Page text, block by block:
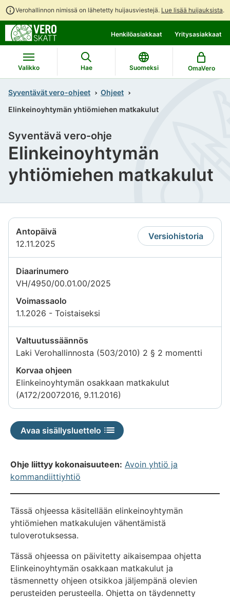
Verohallinnon nimissä on lähetetty huijausviestejä. Lue lisää huijauksista.
suoraan
sisältöön
koko
sivuston
hakuun
Henkilöasiakkaat Yritysasiakkaat
Valikko Hae Suomeksi OmaVero
Syventävät vero-ohjeet
Ohjeet
Elinkeinoyhtymän yhtiömiehen matkakulut
Elinkeinoyhtymän
yhtiömiehen matkakulut
Syventävä vero-ohje
Antopäivä
12.11.2025
Versiohistoria
Diaarinumero
VH/4950/00.01.00/2025
Voimassaolo
1.1.2026 - Toistaiseksi
Valtuutussäännös
Laki Verohallinnosta (503/2010) 2 § 2 momentti
Korvaa ohjeen
Elinkeinoyhtymän osakkaan matkakulut
(A172/20072016, 9.11.2016)
Avaa sisällysluettelo
Ohje liittyy kokonaisuuteen: Avoin yhtiö ja
kommandiittiyhtiö
Tässä ohjeessa käsitellään elinkeinoyhtymän
yhtiömiehen matkakulujen vähentämistä
tuloverotuksessa.
Tässä ohjeessa on päivitetty aikaisempaa ohjetta
Elinkeinoyhtymän osakkaan matkakulut ja
täsmennetty ohjeen otsikkoa jäljempänä olevien
perusteiden perusteella. Ohjetta on täydennetty